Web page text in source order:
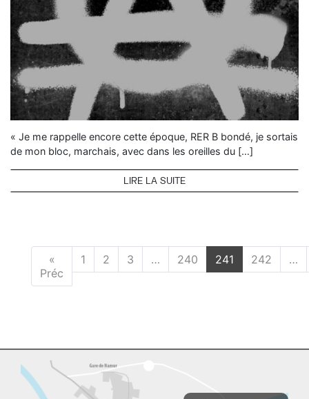
« Je me rappelle encore cette époque, RER B bondé, je sortais
de mon bloc, marchais, avec dans les oreilles du […]
LIRE LA SUITE
«
Préc
1 2 3 … 240 241 242 …